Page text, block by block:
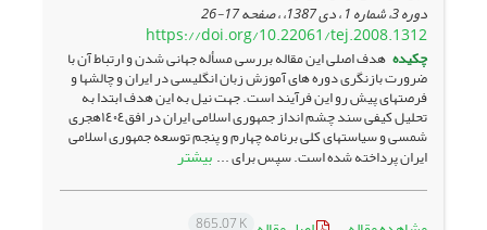
دوره 3، شماره 1 ، دی 1387، ، صفحه 17-26
https://doi.org/10.22061/tej.2008.1312
چکیده هدف اصلی این مقاله بررسی مسأله جهانی شدن و ارتباط آن با
ضرورت بازنگری دوره های آموزش زبان انگلیسی در ایران و چالش­ها و
فرصت­های پیش رو این فرآیند است. جهت نیل به این هدف ابتدا به
تحلیل کیفی سند چشم انداز جمهوری اسلامی ایران در افق١٤٠٤هجری
شمسی و سیاست­های کلی برنامه چهارم و پنجم توسعه جمهوری اسلامی
ایران پرداخته شده است. سپس برای ... بیشتر
865.07 K